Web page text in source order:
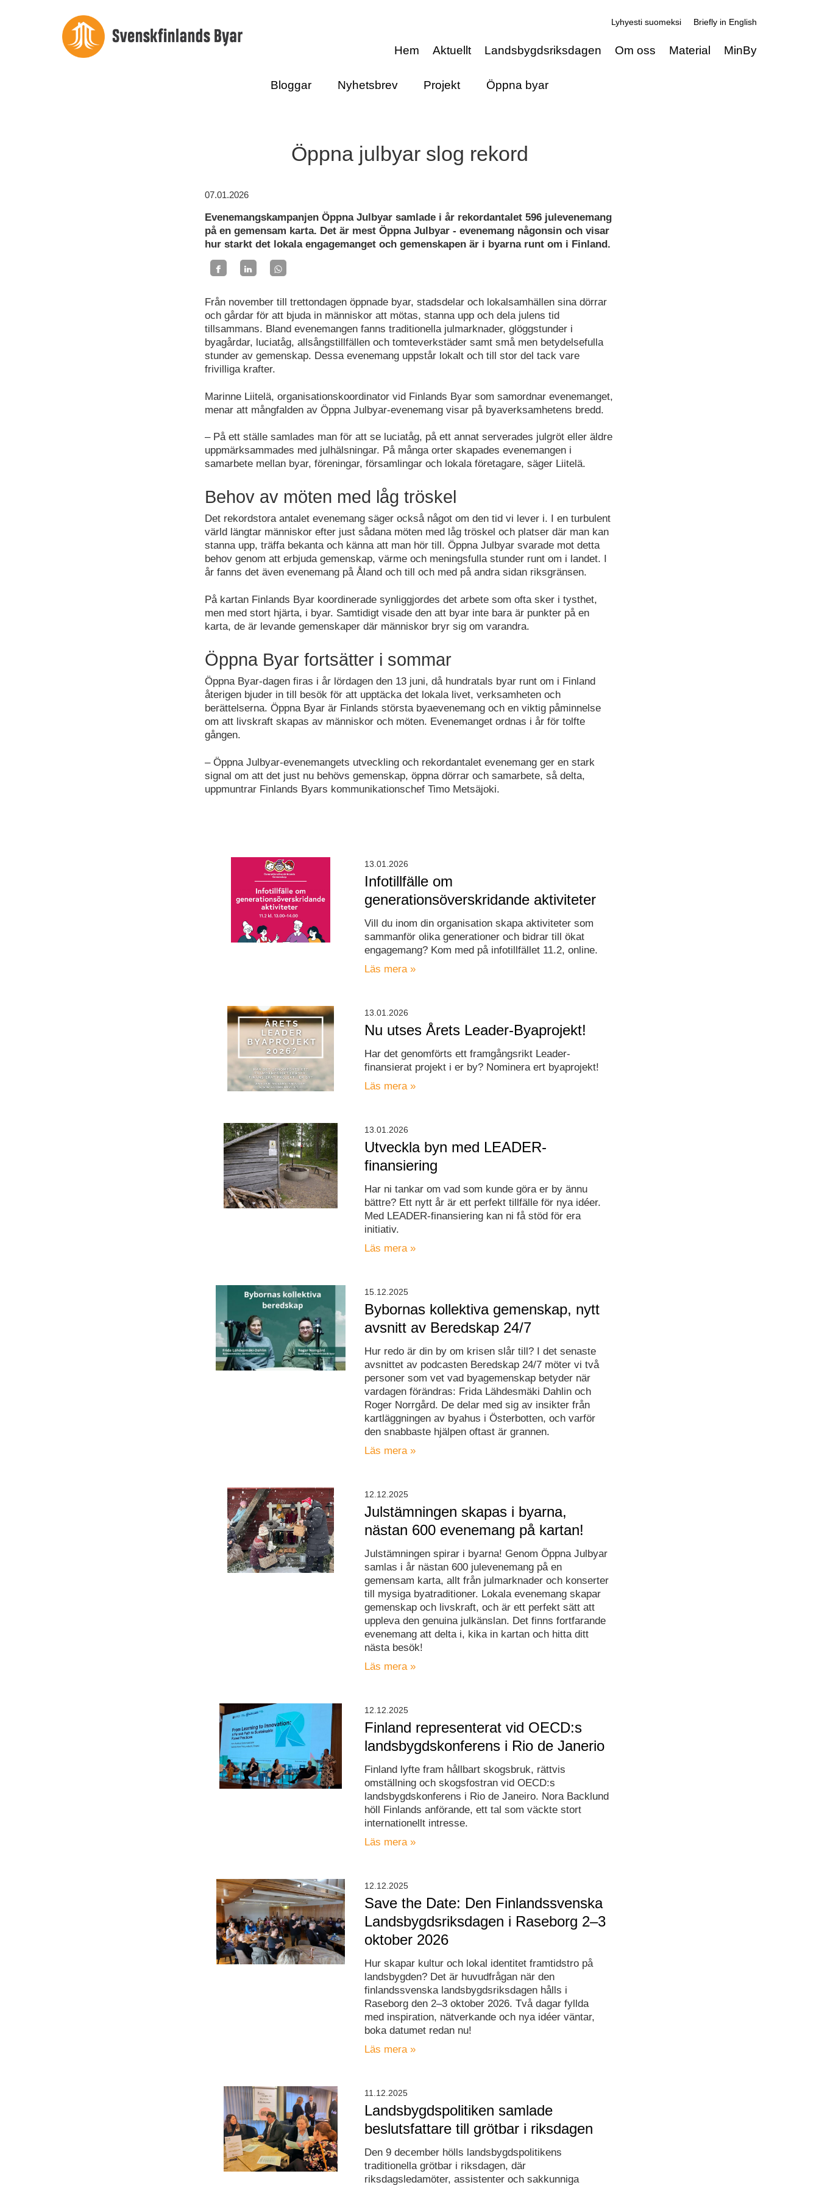
Lyhyesti suomeksi Briefly in English
Hem Aktuellt Landsbygdsriksdagen Om oss Material MinBy
Bloggar Nyhetsbrev Projekt Öppna byar
Öppna julbyar slog rekord
07.01.2026
Evenemangskampanjen Öppna Julbyar samlade i år rekordantalet 596 julevenemang
på en gemensam karta. Det är mest Öppna Julbyar - evenemang någonsin och visar
hur starkt det lokala engagemanget och gemenskapen är i byarna runt om i Finland.
Från november till trettondagen öppnade byar, stadsdelar och lokalsamhällen sina dörrar
och gårdar för att bjuda in människor att mötas, stanna upp och dela julens tid
tillsammans. Bland evenemangen fanns traditionella julmarknader, glöggstunder i
byagårdar, luciatåg, allsångstillfällen och tomteverkstäder samt små men betydelsefulla
stunder av gemenskap. Dessa evenemang uppstår lokalt och till stor del tack vare
frivilliga krafter.
Marinne Liitelä, organisationskoordinator vid Finlands Byar som samordnar evenemanget,
menar att mångfalden av Öppna Julbyar-evenemang visar på byaverksamhetens bredd.
– På ett ställe samlades man för att se luciatåg, på ett annat serverades julgröt eller äldre
uppmärksammades med julhälsningar. På många orter skapades evenemangen i
samarbete mellan byar, föreningar, församlingar och lokala företagare, säger Liitelä.
Behov av möten med låg tröskel
Det rekordstora antalet evenemang säger också något om den tid vi lever i. I en turbulent
värld längtar människor efter just sådana möten med låg tröskel och platser där man kan
stanna upp, träffa bekanta och känna att man hör till. Öppna Julbyar svarade mot detta
behov genom att erbjuda gemenskap, värme och meningsfulla stunder runt om i landet. I
år fanns det även evenemang på Åland och till och med på andra sidan riksgränsen.
På kartan Finlands Byar koordinerade synliggjordes det arbete som ofta sker i tysthet,
men med stort hjärta, i byar. Samtidigt visade den att byar inte bara är punkter på en
karta, de är levande gemenskaper där människor bryr sig om varandra.
Öppna Byar fortsätter i sommar
Öppna Byar-dagen firas i år lördagen den 13 juni, då hundratals byar runt om i Finland
återigen bjuder in till besök för att upptäcka det lokala livet, verksamheten och
berättelserna. Öppna Byar är Finlands största byaevenemang och en viktig påminnelse
om att livskraft skapas av människor och möten. Evenemanget ordnas i år för tolfte
gången.
– Öppna Julbyar-evenemangets utveckling och rekordantalet evenemang ger en stark
signal om att det just nu behövs gemenskap, öppna dörrar och samarbete, så delta,
uppmuntrar Finlands Byars kommunikationschef Timo Metsäjoki.
Infotillfälle om
generationsöverskridande aktiviteter
Vill du inom din organisation skapa aktiviteter som
sammanför olika generationer och bidrar till ökat
engagemang? Kom med på infotillfället 11.2, online.
Läs mera »
13.01.2026
Nu utses Årets Leader-Byaprojekt!
Har det genomförts ett framgångsrikt Leader-
finansierat projekt i er by? Nominera ert byaprojekt!
Läs mera »
13.01.2026
Utveckla byn med LEADER-
finansiering
Har ni tankar om vad som kunde göra er by ännu
bättre? Ett nytt år är ett perfekt tillfälle för nya idéer.
Med LEADER-finansiering kan ni få stöd för era
initiativ.
Läs mera »
13.01.2026
Bybornas kollektiva gemenskap, nytt
avsnitt av Beredskap 24/7
Hur redo är din by om krisen slår till? I det senaste
avsnittet av podcasten Beredskap 24/7 möter vi två
personer som vet vad byagemenskap betyder när
vardagen förändras: Frida Lähdesmäki Dahlin och
Roger Norrgård. De delar med sig av insikter från
kartläggningen av byahus i Österbotten, och varför
den snabbaste hjälpen oftast är grannen.
Läs mera »
15.12.2025
Julstämningen skapas i byarna,
nästan 600 evenemang på kartan!
Julstämningen spirar i byarna! Genom Öppna Julbyar
samlas i år nästan 600 julevenemang på en
gemensam karta, allt från julmarknader och konserter
till mysiga byatraditioner. Lokala evenemang skapar
gemenskap och livskraft, och är ett perfekt sätt att
uppleva den genuina julkänslan. Det finns fortfarande
evenemang att delta i, kika in kartan och hitta ditt
nästa besök!
Läs mera »
12.12.2025
Finland representerat vid OECD:s
landsbygdskonferens i Rio de Janerio
Finland lyfte fram hållbart skogsbruk, rättvis
omställning och skogsfostran vid OECD:s
landsbygdskonferens i Rio de Janeiro. Nora Backlund
höll Finlands anförande, ett tal som väckte stort
internationellt intresse.
Läs mera »
12.12.2025
Save the Date: Den Finlandssvenska
Landsbygdsriksdagen i Raseborg 2–3
oktober 2026
Hur skapar kultur och lokal identitet framtidstro på
landsbygden? Det är huvudfrågan när den
finlandssvenska landsbygdsriksdagen hålls i
Raseborg den 2–3 oktober 2026. Två dagar fyllda
med inspiration, nätverkande och nya idéer väntar,
boka datumet redan nu!
Läs mera »
12.12.2025
Landsbygdspolitiken samlade
beslutsfattare till grötbar i riksdagen
Den 9 december hölls landsbygdspolitikens
traditionella grötbar i riksdagen, där
riksdagsledamöter, assistenter och sakkunniga
11.12.2025